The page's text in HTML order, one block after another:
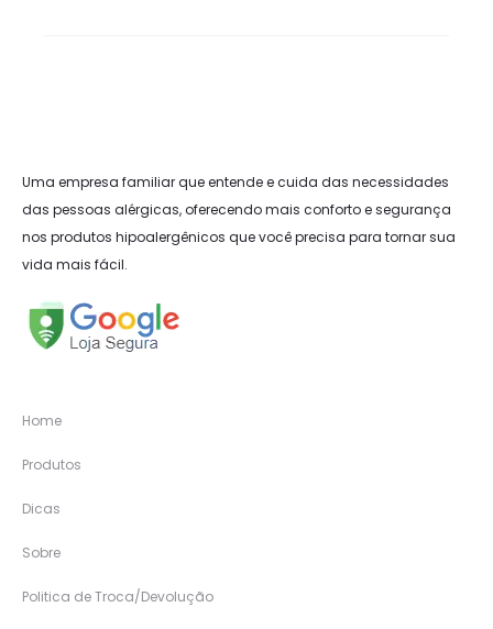
Uma empresa familiar que entende e cuida das necessidades
das pessoas alérgicas, oferecendo mais conforto e segurança
nos produtos hipoalergênicos que você precisa para tornar sua
vida mais fácil.
Home
Produtos
Dicas
Sobre
Politica de Troca/Devolução